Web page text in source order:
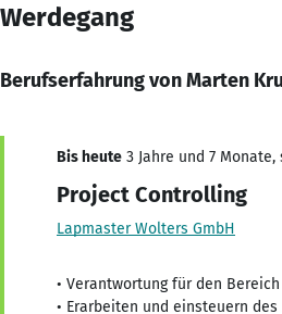
Werdegang
Berufserfahrung von Marten
Bis heute 3 Jahre und 7 Monate,
Project Controlling
Lapmaster Wolters GmbH
• Verantwortung für den
• Erarbeiten und einsteuern